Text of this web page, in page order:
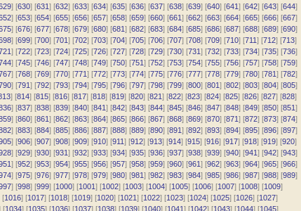
] [630] [631] [632] [633] [634] [635] [636] [637] [638] [639] [640] [641] [642] [643] [644]
] [653] [654] [655] [656] [657] [658] [659] [660] [661] [662] [663] [664] [665] [666] [667]
] [676] [677] [678] [679] [680] [681] [682] [683] [684] [685] [686] [687] [688] [689] [690]
] [699] [700] [701] [702] [703] [704] [705] [706] [707] [708] [709] [710] [711] [712] [713]
] [722] [723] [724] [725] [726] [727] [728] [729] [730] [731] [732] [733] [734] [735] [736]
] [745] [746] [747] [748] [749] [750] [751] [752] [753] [754] [755] [756] [757] [758] [759]
] [768] [769] [770] [771] [772] [773] [774] [775] [776] [777] [778] [779] [780] [781] [782]
] [791] [792] [793] [794] [795] [796] [797] [798] [799] [800] [801] [802] [803] [804] [805]
] [814] [815] [816] [817] [818] [819] [820] [821] [822] [823] [824] [825] [826] [827] [828]
] [837] [838] [839] [840] [841] [842] [843] [844] [845] [846] [847] [848] [849] [850] [851]
] [860] [861] [862] [863] [864] [865] [866] [867] [868] [869] [870] [871] [872] [873] [874]
] [883] [884] [885] [886] [887] [888] [889] [890] [891] [892] [893] [894] [895] [896] [897]
] [906] [907] [908] [909] [910] [911] [912] [913] [914] [915] [916] [917] [918] [919] [920]
] [929] [930] [931] [932] [933] [934] [935] [936] [937] [938] [939] [940] [941] [942] [943]
] [952] [953] [954] [955] [956] [957] [958] [959] [960] [961] [962] [963] [964] [965] [966]
] [975] [976] [977] [978] [979] [980] [981] [982] [983] [984] [985] [986] [987] [988] [989]
] [998] [999] [1000] [1001] [1002] [1003] [1004] [1005] [1006] [1007] [1008] [1009]
[1016] [1017] [1018] [1019] [1020] [1021] [1022] [1023] [1024] [1025] [1026] [1027]
[1034] [1035] [1036] [1037] [1038] [1039] [1040] [1041] [1042] [1043] [1044] [1045]